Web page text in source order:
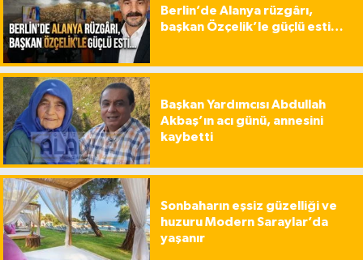
Berlin’de Alanya rüzgârı,
başkan Özçelik’le güçlü esti…
Başkan Yardımcısı Abdullah
Akbaş’ın acı günü, annesini
kaybetti
Sonbaharın eşsiz güzelliği ve
huzuru Modern Saraylar’da
yaşanır